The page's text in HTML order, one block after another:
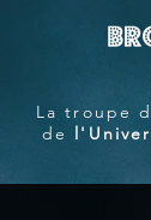
La troupe
de